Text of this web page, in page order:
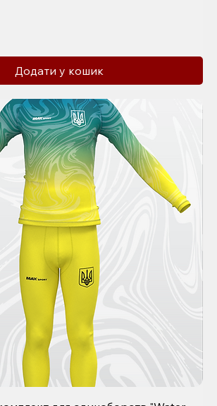
Додати у кошик